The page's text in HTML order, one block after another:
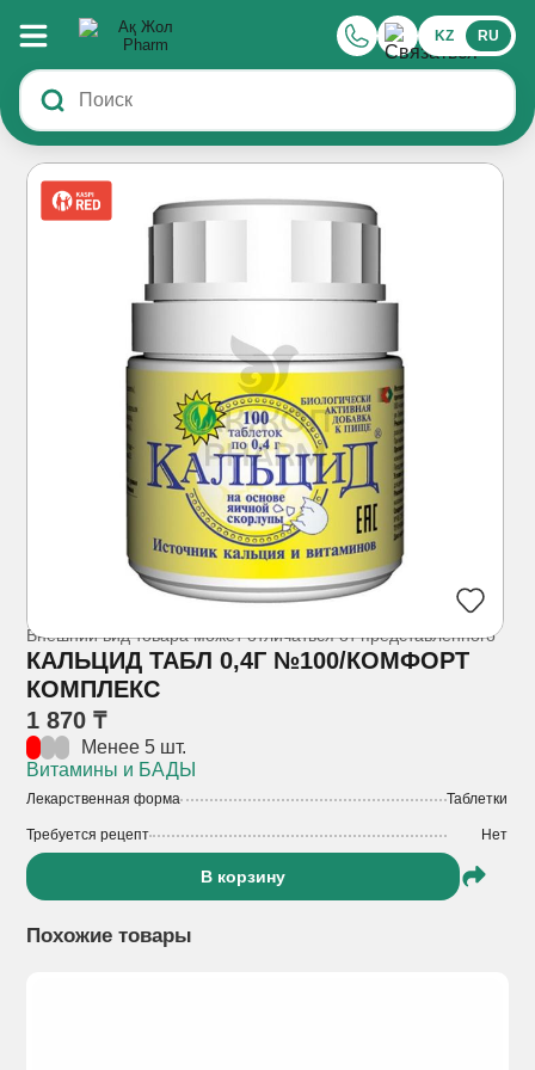
KZ RU
Внешний вид товара может отличаться от представленного
КАЛЬЦИД ТАБЛ 0,4Г №100/КОМФОРТ
КОМПЛЕКС
1 870 ₸
Менее 5 шт.
Витамины и БАДЫ
Лекарственная форма Таблетки
Требуется рецепт Нет
В корзину
Похожие товары